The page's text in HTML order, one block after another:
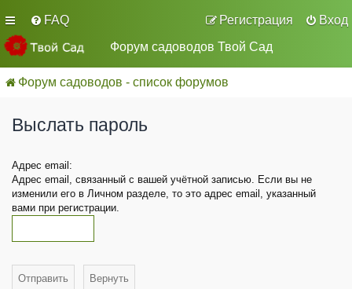
FAQ Вход
Регистрация
Форум садоводов Твой Сад
Форум садоводов - список форумов
Выслать пароль
Адрес email:
Адрес email, связанный с вашей учётной записью. Если вы не
изменили его в Личном разделе, то это адрес email, указанный
вами при регистрации.